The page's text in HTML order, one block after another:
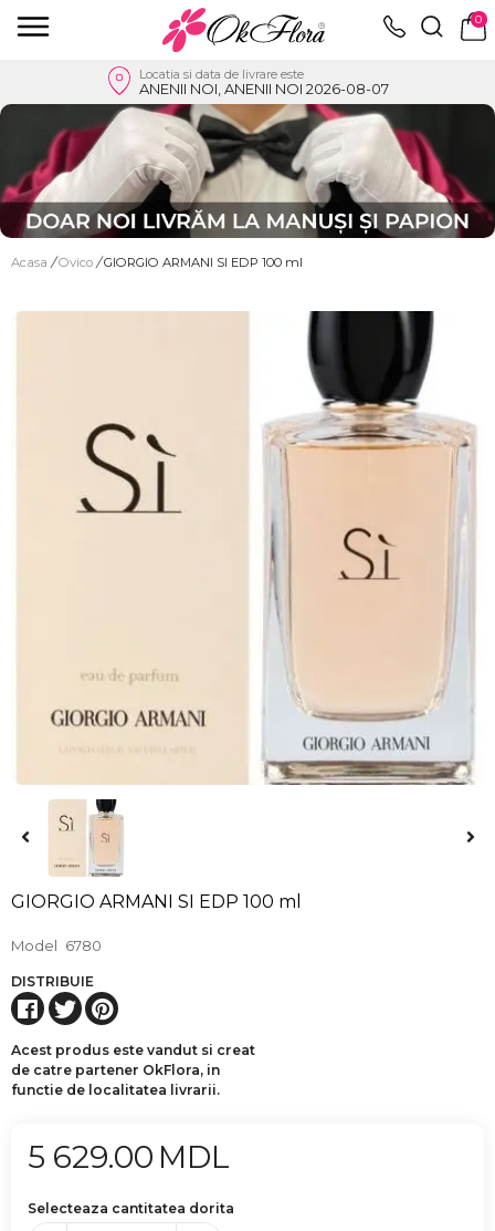
0
Locatia si data de livrare este
ANENII NOI, ANENII NOI 2026-08-07
Acasa / Ovico / GIORGIO ARMANI SI EDP 100 ml
GIORGIO ARMANI SI EDP 100 ml
Model 6780
DISTRIBUIE
Acest produs este vandut si creat
de catre partener OkFlora, in
functie de localitatea livrarii.
5 629.00 MDL
Selecteaza cantitatea dorita